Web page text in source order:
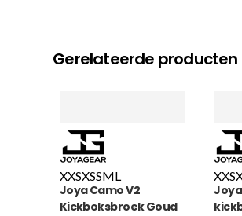
Gerelateerde producten
XXSXSSML
Joya Camo V2
Kickboksbroek Goud
XXS